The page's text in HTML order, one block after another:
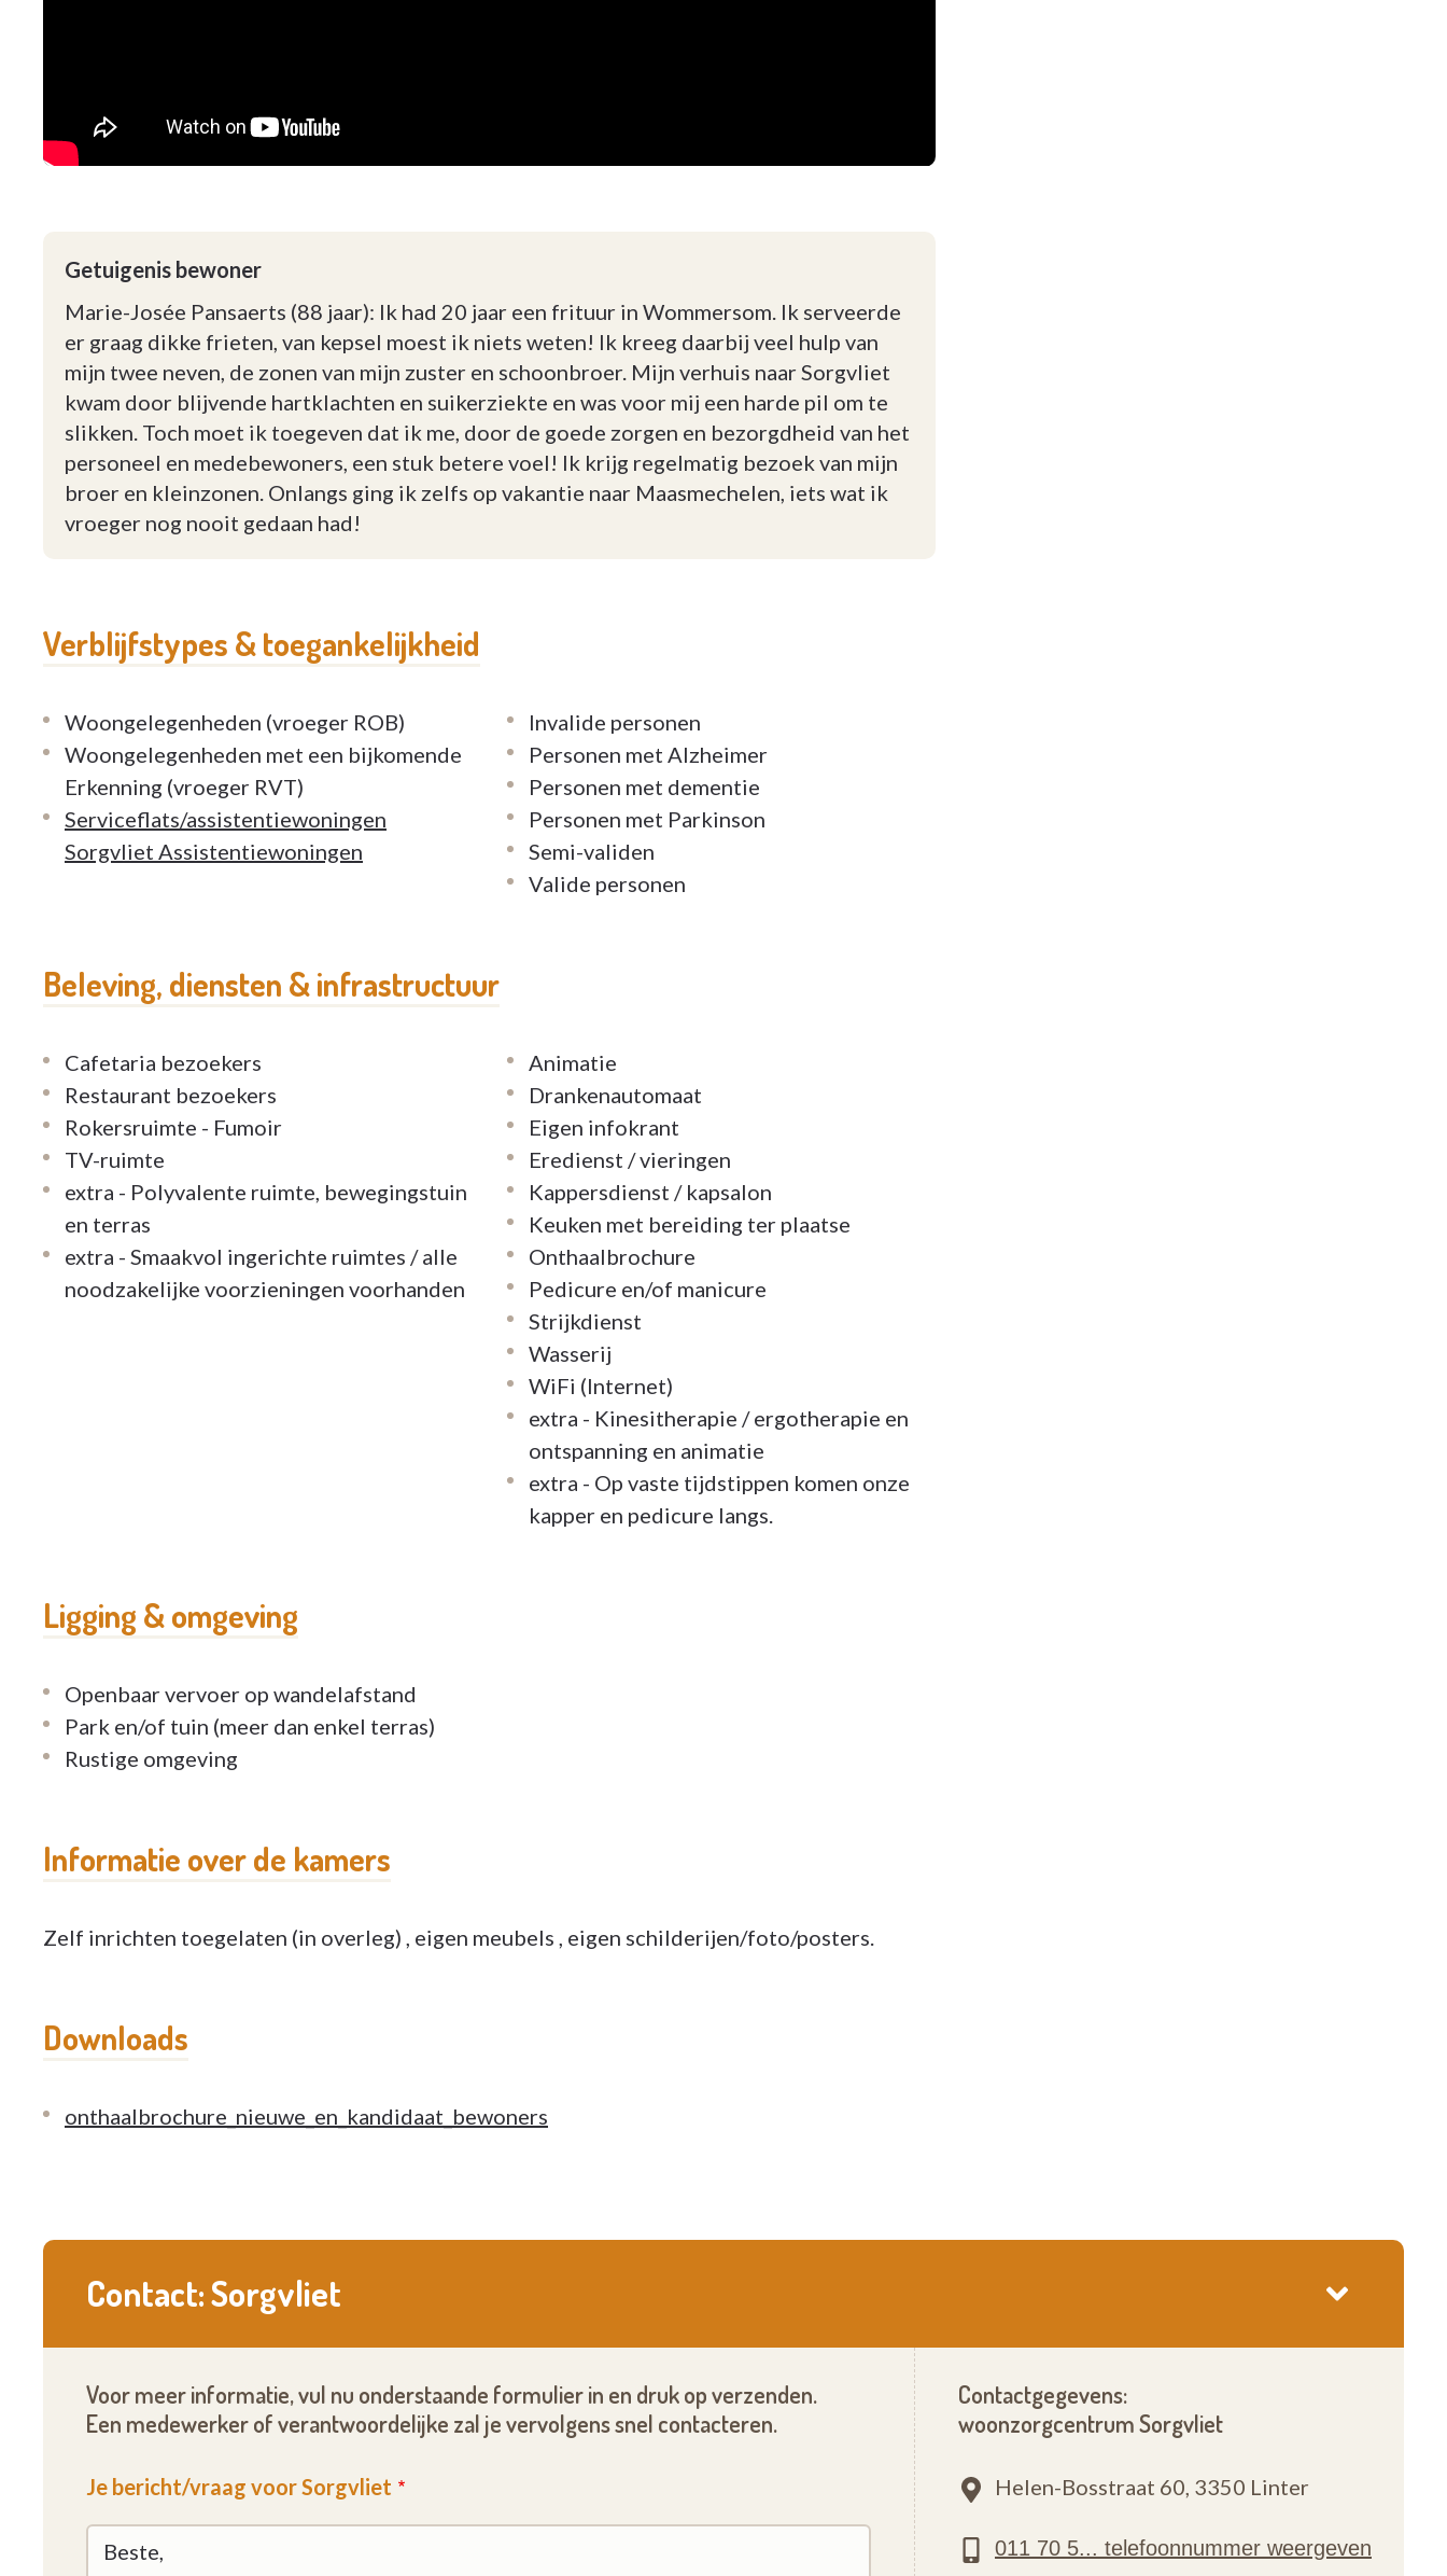
Getuigenis bewoner
Marie-Josée Pansaerts (88 jaar): Ik had 20 jaar een frituur in Wommersom. Ik serveerde
er graag dikke frieten, van kepsel moest ik niets weten! Ik kreeg daarbij veel hulp van
mijn twee neven, de zonen van mijn zuster en schoonbroer. Mijn verhuis naar Sorgvliet
kwam door blijvende hartklachten en suikerziekte en was voor mij een harde pil om te
slikken. Toch moet ik toegeven dat ik me, door de goede zorgen en bezorgdheid van het
personeel en medebewoners, een stuk betere voel! Ik krijg regelmatig bezoek van mijn
broer en kleinzonen. Onlangs ging ik zelfs op vakantie naar Maasmechelen, iets wat ik
vroeger nog nooit gedaan had!
Verblijfstypes & toegankelijkheid
Woongelegenheden (vroeger ROB)
Woongelegenheden met een bijkomende
Erkenning (vroeger RVT)
Serviceflats/assistentiewoningen
Sorgvliet Assistentiewoningen
Invalide personen
Personen met Alzheimer
Personen met dementie
Personen met Parkinson
Semi-validen
Valide personen
Beleving, diensten & infrastructuur
Cafetaria bezoekers
Restaurant bezoekers
Rokersruimte - Fumoir
TV-ruimte
extra - Polyvalente ruimte, bewegingstuin
en terras
extra - Smaakvol ingerichte ruimtes / alle
noodzakelijke voorzieningen voorhanden
Animatie
Drankenautomaat
Eigen infokrant
Eredienst / vieringen
Kappersdienst / kapsalon
Keuken met bereiding ter plaatse
Onthaalbrochure
Pedicure en/of manicure
Strijkdienst
Wasserij
WiFi (Internet)
extra - Kinesitherapie / ergotherapie en
ontspanning en animatie
extra - Op vaste tijdstippen komen onze
kapper en pedicure langs.
Ligging & omgeving
Openbaar vervoer op wandelafstand
Park en/of tuin (meer dan enkel terras)
Rustige omgeving
Informatie over de kamers
Zelf inrichten toegelaten (in overleg) , eigen meubels , eigen schilderijen/foto/posters.
Downloads
onthaalbrochure_nieuwe_en_kandidaat_bewoners
Contact: Sorgvliet
Voor meer informatie, vul nu onderstaande formulier in en druk op verzenden.
Een medewerker of verantwoordelijke zal je vervolgens snel contacteren.
Je bericht/vraag voor Sorgvliet
Contactgegevens:
woonzorgcentrum Sorgvliet
Helen-Bosstraat 60, 3350 Linter